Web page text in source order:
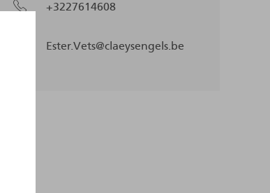
+3227614608
Ester.Vets@claeysengels.be